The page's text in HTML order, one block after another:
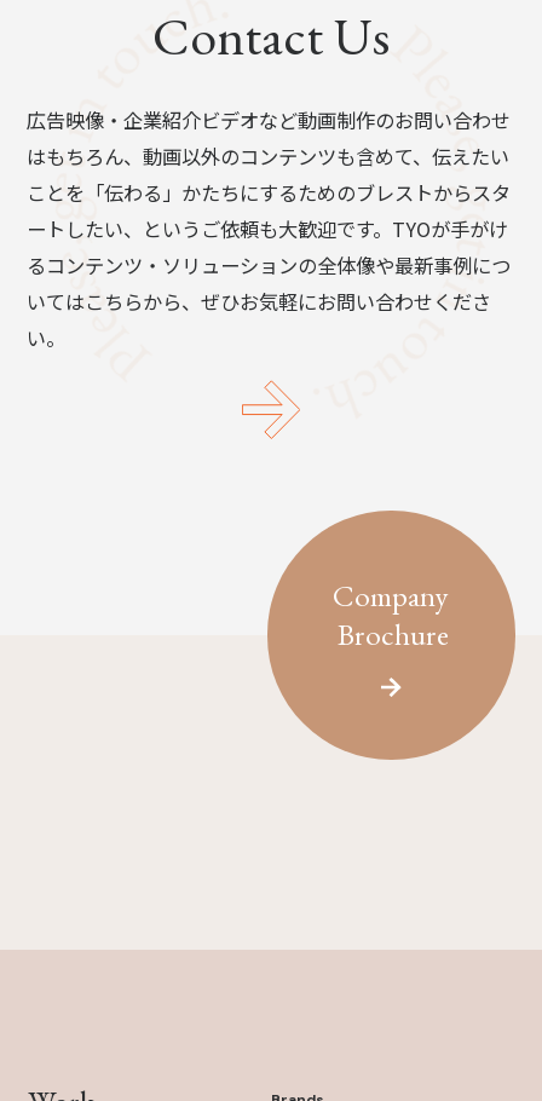
Contact Us
広告映像・企業紹介ビデオなど動画制作のお問い合わせ
はもちろん、動画以外のコンテンツも含めて、伝えたい
ことを「伝わる」かたちにするためのブレストからスタ
ートしたい、というご依頼も大歓迎です。TYOが手がけ
るコンテンツ・ソリューションの全体像や最新事例につ
いてはこちらから、ぜひお気軽にお問い合わせくださ
い。
Company
Brochure